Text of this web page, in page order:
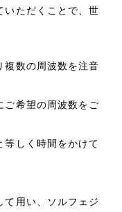
いただくことで、世
複数の周波数を注音
ご希望の周波数をご
しく時間をかけて
て用い、ソルフェジ